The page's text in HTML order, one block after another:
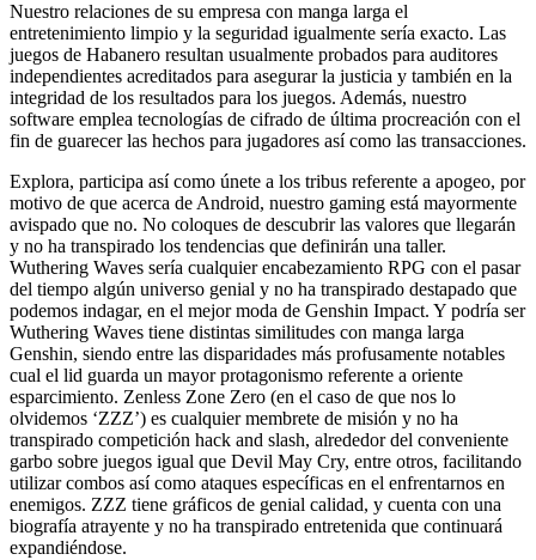
Nuestro relaciones de su empresa con manga larga el
entretenimiento limpio y la seguridad igualmente serí­a exacto. Las
juegos de Habanero resultan usualmente probados para auditores
independientes acreditados para asegurar la justicia y también en la
integridad de los resultados para los juegos. Además, nuestro
software emplea tecnologías de cifrado de última procreación con el
fin de guarecer las hechos para jugadores así­ como las transacciones.
Explora, participa así­ como únete a los tribus referente a apogeo, por
motivo de que acerca de Android, nuestro gaming está mayormente
avispado que no. No coloques de descubrir las valores que llegarán
y no ha transpirado los tendencias que definirán una taller.
Wuthering Waves serí­a cualquier encabezamiento RPG con el pasar
del tiempo algún universo genial y no ha transpirado destapado que
podemos indagar, en el mejor moda de Genshin Impact. Y podrí­a ser
Wuthering Waves tiene distintas similitudes con manga larga
Genshin, siendo entre las disparidades más profusamente notables
cual el lid guarda un mayor protagonismo referente a oriente
esparcimiento. Zenless Zone Zero (en el caso de que nos lo
olvidemos ‘ZZZ’) es cualquier membrete de misión y no ha
transpirado competición hack and slash, alrededor del conveniente
garbo sobre juegos igual que Devil May Cry, entre otros, facilitando
utilizar combos así­ como ataques específicas en el enfrentarnos en
enemigos. ZZZ tiene gráficos de genial calidad, y cuenta con una
biografía atrayente y no ha transpirado entretenida que continuará
expandiéndose.